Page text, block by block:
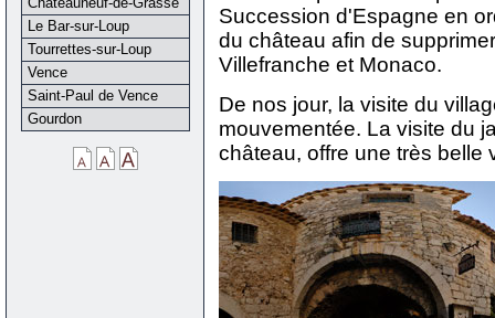
Succession d'Espagne en
du château afin de
Villefranche et Monaco.
De nos jour, la visite du
mouvementée. La visite du
château, offre une très belle
Le Bar-sur-Loup
Tourrettes-sur-Loup
Vence
Saint-Paul de Vence
Gourdon